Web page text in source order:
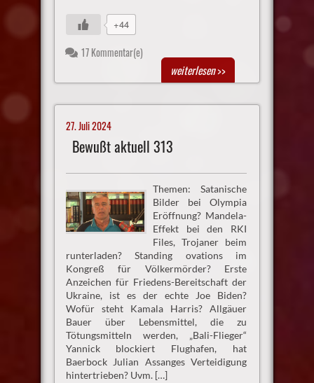
+44
17 Kommentar(e)
weiterlesen>>
27. Juli 2024
Bewußt aktuell 313
Themen: Satanische
Bilder bei Olympia
Eröffnung? Mandela-
Effekt bei den RKI
Files, Trojaner beim
runterladen? Standing ovations im
Kongreß für Völkermörder? Erste
Anzeichen für Friedens-Bereitschaft der
Ukraine, ist es der echte Joe Biden?
Wofür steht Kamala Harris? Allgäuer
Bauer über Lebensmittel, die zu
Tötungsmitteln werden, „Bali-Flieger“
Yannick blockiert Flughafen, hat
Baerbock Julian Assanges Verteidigung
hintertrieben? Uvm. […]